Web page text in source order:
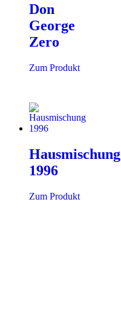
Don
George
Zero
Zum Produkt
Hausmischung
1996
Zum Produkt